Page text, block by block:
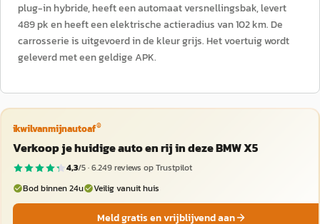
plug-in hybride, heeft een automaat versnellingsbak, levert
489 pk en heeft een elektrische actieradius van 102 km. De
carrosserie is uitgevoerd in de kleur grijs. Het voertuig wordt
geleverd met een geldige APK.
ikwilvanmijnautoaf®
Verkoop je huidige auto en rij in deze BMW X5
4,3/5 ·6.249reviews op Trustpilot
Bod binnen 24u
Veilig vanuit huis
Meld gratis en vrijblijvend aan